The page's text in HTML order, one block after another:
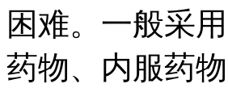
困难。一般采
药物、内服药